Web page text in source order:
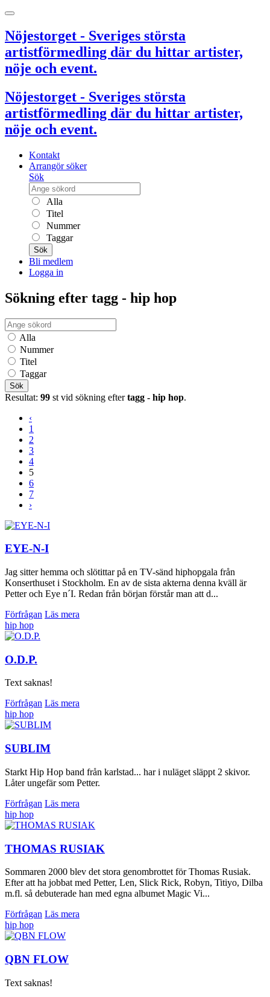
Nöjestorget - Sveriges största
artistförmedling där du hittar artister,
nöje och event.
Nöjestorget - Sveriges största
artistförmedling där du hittar artister,
nöje och event.
Kontakt
Arrangör söker
Sök
Alla
Titel
Nummer
Taggar
Sök
Bli medlem
Logga in
Sökning efter tagg - hip hop
Alla
Nummer
Titel
Taggar
Sök
Resultat: 99 st vid sökning eftertagg - hip hop.
‹
1
2
3
4
5
6
7
›
EYE-N-I
Jag sitter hemma och slötittar på en TV-sänd hiphopgala från
Konserthuset i Stockholm. En av de sista akterna denna kväll är
Petter och Eye n´I. Redan från början förstår man att d...
Förfrågan Läs mera
hip hop
O.D.P.
Text saknas!
Förfrågan Läs mera
hip hop
SUBLIM
Starkt Hip Hop band från karlstad... har i nuläget släppt 2 skivor.
Låter ungefär som Petter.
Förfrågan Läs mera
hip hop
THOMAS RUSIAK
Sommaren 2000 blev det stora genombrottet för Thomas Rusiak.
Efter att ha jobbat med Petter, Len, Slick Rick, Robyn, Titiyo, Dilba
m.fl. så debuterade han med egna albumet Magic Vi...
Förfrågan Läs mera
hip hop
QBN FLOW
Text saknas!